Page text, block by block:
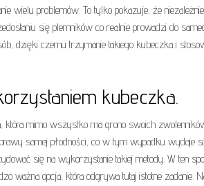
wielu problemów. To tylko pokazuje, że
się plemników co realnie prowadzi do
dzięki czemu trzymanie takiego kubeczka i
kubeczka.
która mimo wszystko ma grono swoich
samej płodności, co w tym wypadku wydaje
się na wykorzystanie takiej metody. W ten
ważna opcja, która odgrywa tutaj istotne zadanie.